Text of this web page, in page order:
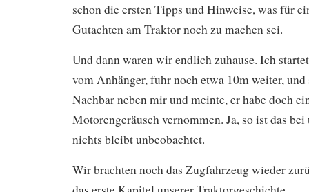
schon die ersten Tipps und Hinweise, was für
Gutachten am Traktor noch zu machen sei.
Und dann waren wir endlich zuhause. Ich
vom Anhänger, fuhr noch etwa 10m weiter, und
Nachbar neben mir und meinte, er habe doch
Motorengeräusch vernommen. Ja, so ist das
nichts bleibt unbeobachtet.
Wir brachten noch das Zugfahrzeug wieder